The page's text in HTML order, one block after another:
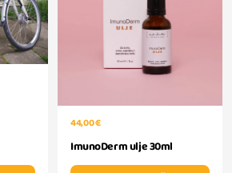
44,00 €
ImunoDerm ulje 30ml